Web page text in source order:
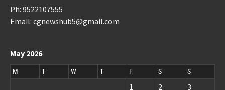
Ph: 9522107555
Email: cgnewshub5@gmail.com
May 2026
M T W T F S S
1 2
3